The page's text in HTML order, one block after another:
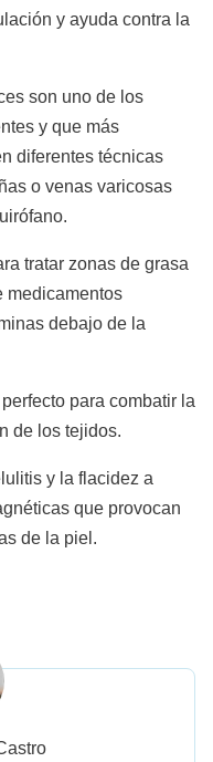
y ayuda contra la
son uno de los
y que más
diferentes técnicas
o venas varicosas
tratar zonas de grasa
medicamentos
debajo de la
para combatir la
de los tejidos.
y la flacidez a
que provocan
de la piel.